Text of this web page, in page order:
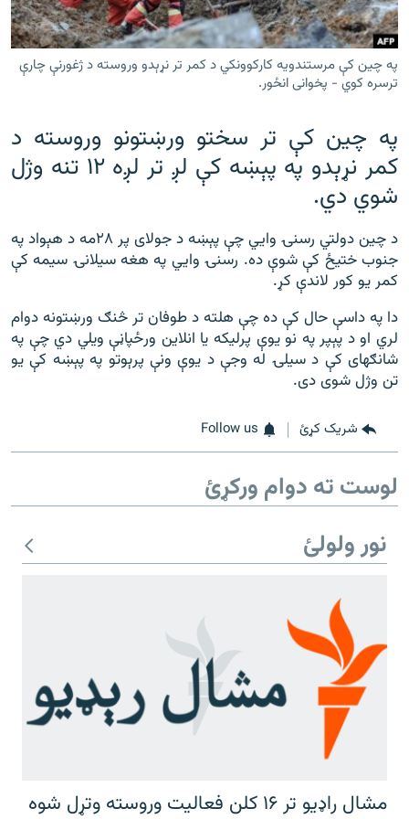
۱۴ ساعته راډیويي خپرونې
Gandhara
د ازادې اروپا راډیو ټولې ووبپاڼې
په چین کې مرستندویه کارکوونکي د کمر تر نړېدو وروسته د ژغورنې چارې
ترسره کوي - پخوانی انځور.
په چین کې تر سختو ورښتونو وروسته د
کمر نړېدو په پېښه کې لږ تر لږه ۱۲ تنه وژل
شوي دي.
د چین دولتي رسنۍ وايي چې پېښه د جولای پر ۲۸مه د هېواد په
جنوب ختیځ کې شوې ده. رسنۍ وايي په هغه سیلانۍ سیمه کې
کمر یو کور لاندې کړ.
دا په داسې حال کې ده چې هلته د طوفان تر څنګ ورښتونه دوام
لري او د پېپر په نو یوې پرلیکه یا انلاین ورځپاڼې ویلي دي چې په
شانګهای کې د سیلۍ له وجې د یوې ونې پرېوتو په پېښه کې یو
تن وژل شوی دی.
شریک کړئ Follow us
لوست ته دوام ورکړئ
نور ولولئ
مشال راډیو تر ۱۶ کلن فعالیت وروسته وتړل شوه